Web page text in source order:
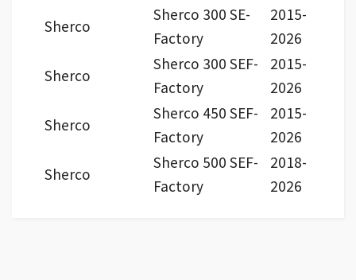
Sherco
Sherco 300 SE-
Factory
2015-
2026
Sherco
Sherco 300 SEF-
Factory
2015-
2026
Sherco
Sherco 450 SEF-
Factory
2015-
2026
Sherco
Sherco 500 SEF-
Factory
2018-
2026